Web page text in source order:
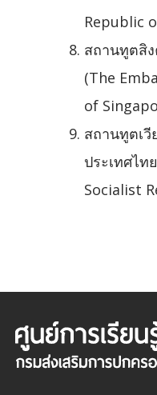
Republic
สถานทูตสิง
(The
of
สถานทูตเ
ประเทศไท
Socialist